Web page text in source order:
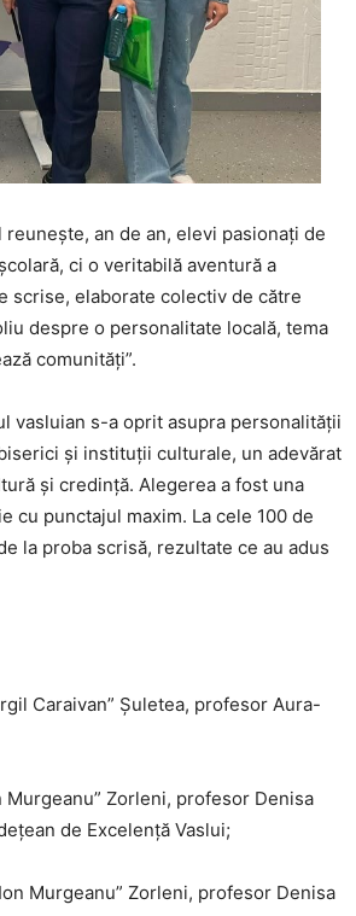
an de an, elevi pasionați de
ci o veritabilă aventură a
scrise, elaborate colectiv de către
despre o personalitate locală, tema
comunități”.
vasluian s-a oprit asupra personalității
și instituții culturale, un adevărat
și credință. Alegerea a fost una
cu punctajul maxim. La cele 100 de
la proba scrisă, rezultate ce au adus
Caraivan” Șuletea, profesor Aura-
Murgeanu” Zorleni, profesor Denisa
de Excelență Vaslui;
Murgeanu” Zorleni, profesor Denisa